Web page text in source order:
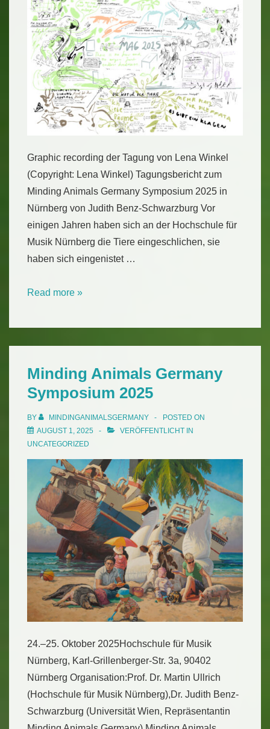
Graphic recording der Tagung von Lena Winkel
(Copyright: Lena Winkel) Tagungsbericht zum
Minding Animals Germany Symposium 2025 in
Nürnberg von Judith Benz-Schwarzburg Vor
einigen Jahren haben sich an der Hochschule für
Musik Nürnberg die Tiere eingeschlichen, sie
haben sich eingenistet …
Von
Papageien,
und
verschwindenden
Read more »
Minding Animals Germany
Symposium 2025
BY MINDINGANIMALSGERMANY
POSTED ON
AUGUST 1, 2025
VERÖFFENTLICHT IN
UNCATEGORIZED
24.–25. Oktober 2025Hochschule für Musik
Nürnberg, Karl-Grillenberger-Str. 3a, 90402
Nürnberg Organisation:Prof. Dr. Martin Ullrich
(Hochschule für Musik Nürnberg),Dr. Judith Benz-
Schwarzburg (Universität Wien, Repräsentantin